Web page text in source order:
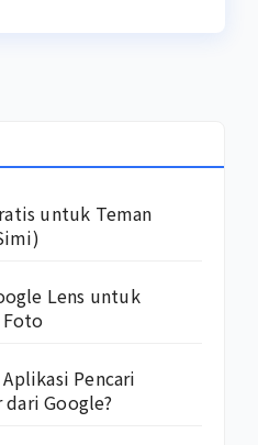
untuk Teman
Lens untuk
Foto
Pencari
Google?